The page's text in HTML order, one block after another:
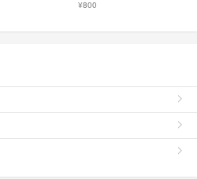
¥800